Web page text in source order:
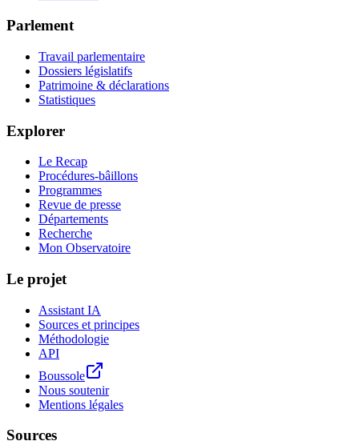
Parlement
Travail parlementaire
Dossiers législatifs
Patrimoine & déclarations
Statistiques
Explorer
Le Recap
Procédures-bâillons
Programmes
Revue de presse
Départements
Recherche
Mon Observatoire
Le projet
Assistant IA
Sources et principes
Méthodologie
API
Boussole
Nous soutenir
Mentions légales
Sources